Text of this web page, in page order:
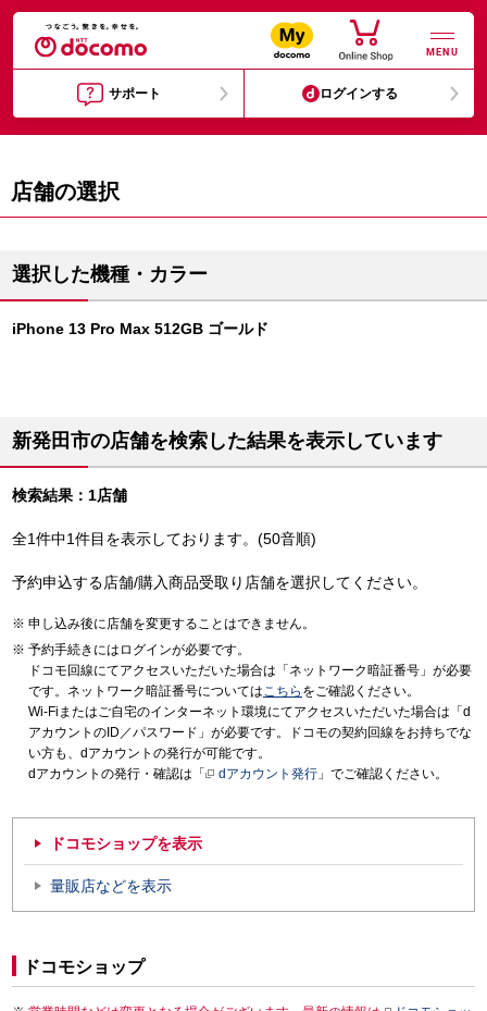
MENU
サポート ログインする
店舗の選択
選択した機種・カラー
iPhone 13 Pro Max 512GB ゴールド
新発田市の店舗を検索した結果を表示しています
検索結果：1店舗
全1件中1件目を表示しております。(50音順)
予約申込する店舗/購入商品受取り店舗を選択してください。
申し込み後に店舗を変更することはできません。
予約手続きにはログインが必要です。
ドコモ回線にてアクセスいただいた場合は「ネットワーク暗証番号」が必要
です。ネットワーク暗証番号についてはこちら をご確認ください。
Wi-Fiまたはご自宅のインターネット環境にてアクセスいただいた場合は「d
アカウントのID／パスワード」が必要です。ドコモの契約回線をお持ちでな
い方も、dアカウントの発行が可能です。
dアカウントの発行・確認は「
dアカウント発行 」でご確認ください。
ドコモショップを表示
量販店などを表示
ドコモショップ